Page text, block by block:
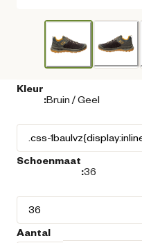
Kleur
:Bruin / Geel
Schoenmaat
:36
Aantal